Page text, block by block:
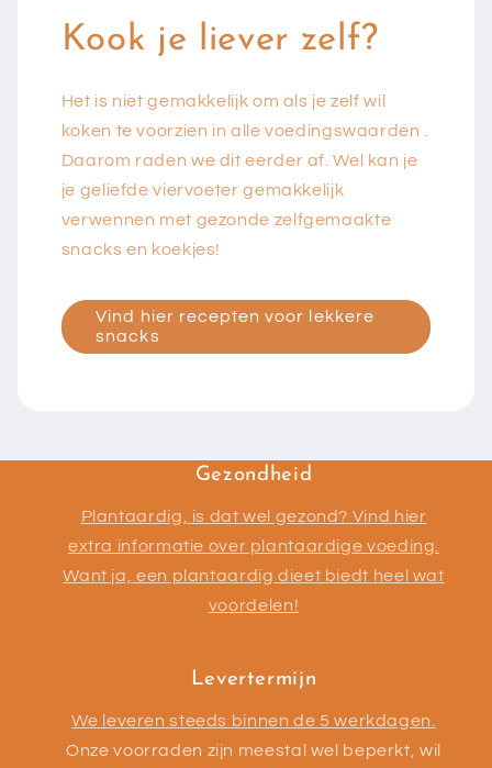
Kook je liever zelf?
Het is niet gemakkelijk om als je zelf wil
koken te voorzien in alle voedingswaarden .
Daarom raden we dit eerder af. Wel kan je
je geliefde viervoeter gemakkelijk
verwennen met gezonde zelfgemaakte
snacks en koekjes!
Vind hier recepten voor lekkere
snacks
Gezondheid
Plantaardig, is dat wel gezond? Vind hier
extra informatie over plantaardige voeding.
Want ja, een plantaardig dieet biedt heel wat
voordelen!
Levertermijn
We leveren steeds binnen de 5 werkdagen.
Onze voorraden zijn meestal wel beperkt, wil